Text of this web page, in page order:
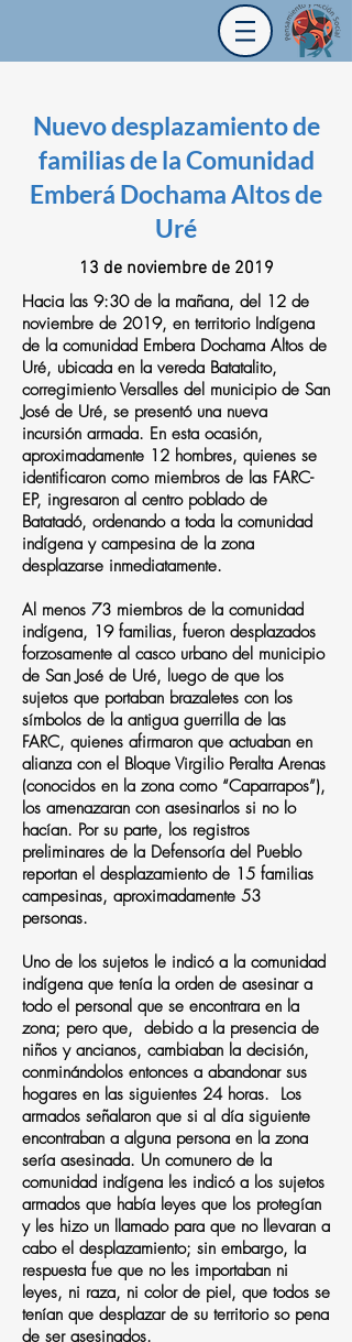
Nuevo desplazamiento de
familias de la Comunidad
Emberá Dochama Altos de
Uré
13 de noviembre de 2019
Hacia las 9:30 de la mañana, del 12 de
noviembre de 2019, en territorio Indígena
de la comunidad Embera Dochama Altos de
Uré, ubicada en la vereda Batatalito,
corregimiento Versalles del municipio de San
José de Uré, se presentó una nueva
incursión armada. En esta ocasión,
aproximadamente 12 hombres, quienes se
identificaron como miembros de las FARC-
EP, ingresaron al centro poblado de
Batatadó, ordenando a toda la comunidad
indígena y campesina de la zona
desplazarse inmediatamente.
Al menos 73 miembros de la comunidad
indígena, 19 familias, fueron desplazados
forzosamente al casco urbano del municipio
de San José de Uré, luego de que los
sujetos que portaban brazaletes con los
símbolos de la antigua guerrilla de las
FARC, quienes afirmaron que actuaban en
alianza con el Bloque Virgilio Peralta Arenas
(conocidos en la zona como “Caparrapos”),
los amenazaran con asesinarlos si no lo
hacían. Por su parte, los registros
preliminares de la Defensoría del Pueblo
reportan el desplazamiento de 15 familias
campesinas, aproximadamente 53
personas.
Uno de los sujetos le indicó a la comunidad
indígena que tenía la orden de asesinar a
todo el personal que se encontrara en la
zona; pero que, debido a la presencia de
niños y ancianos, cambiaban la decisión,
conminándolos entonces a abandonar sus
hogares en las siguientes 24 horas. Los
armados señalaron que si al día siguiente
encontraban a alguna persona en la zona
sería asesinada. Un comunero de la
comunidad indígena les indicó a los sujetos
armados que había leyes que los protegían
y les hizo un llamado para que no llevaran a
cabo el desplazamiento; sin embargo, la
respuesta fue que no les importaban ni
leyes, ni raza, ni color de piel, que todos se
tenían que desplazar de su territorio so pena
de ser asesinados.